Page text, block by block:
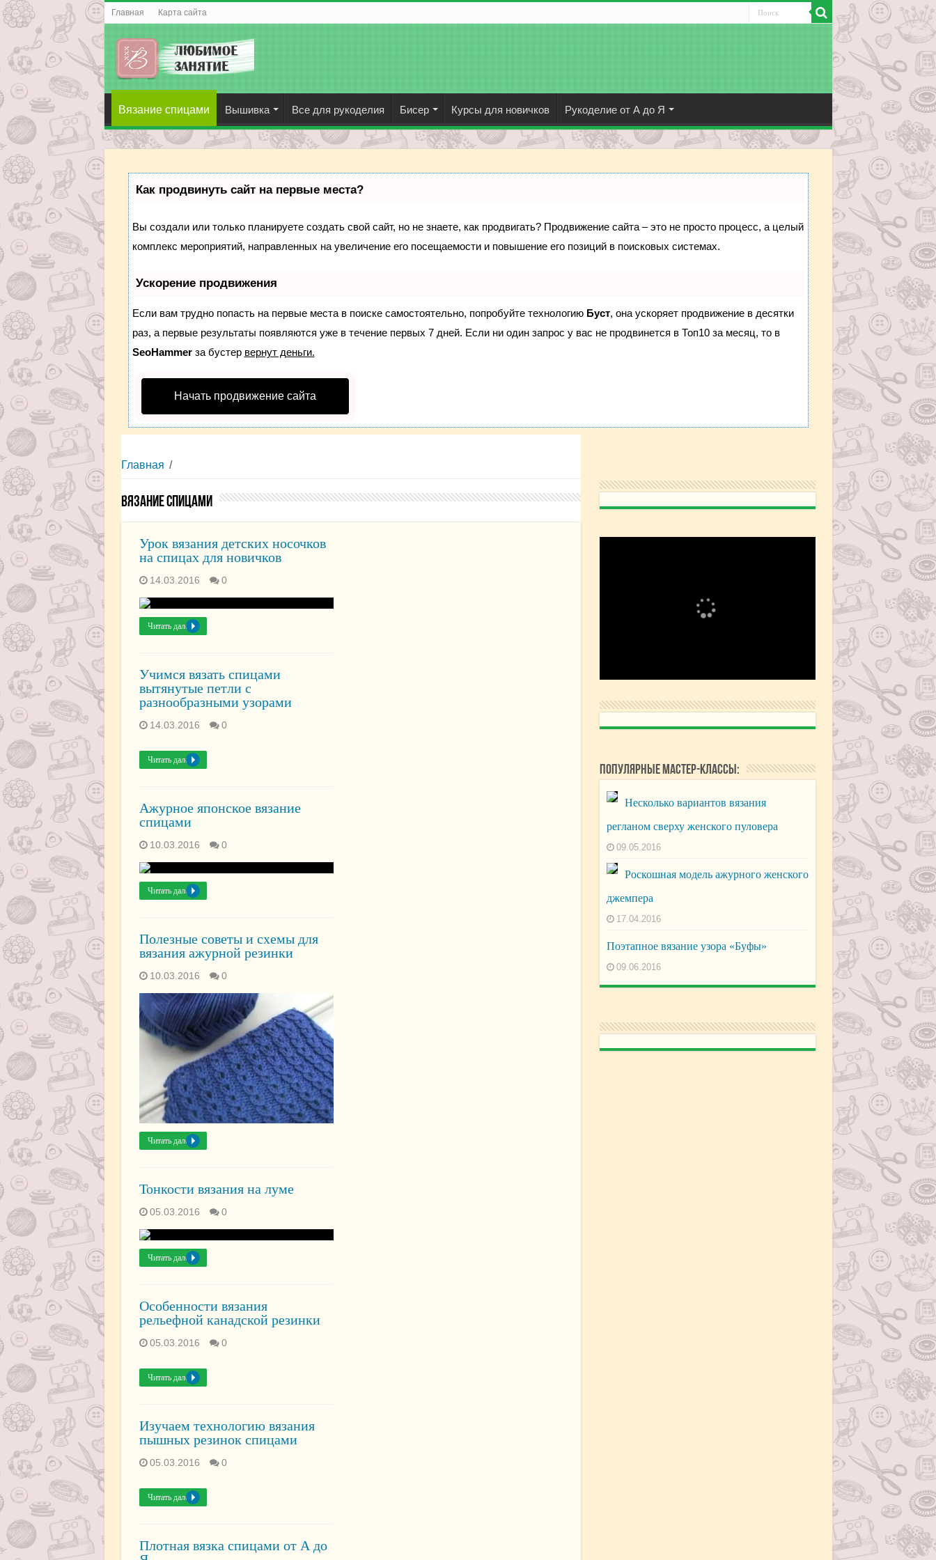
Главная Карта сайта
Вязание спицами Вышивка Все для рукоделия Бисер Курсы для новичков Рукоделие от А до Я
Как продвинуть сайт на первые места?
Вы создали или только планируете создать свой сайт, но не знаете, как продвигать? Продвижение сайта – это не просто процесс, а целый
комплекс мероприятий, направленных на увеличение его посещаемости и повышение его позиций в поисковых системах.
Ускорение продвижения
Если вам трудно попасть на первые места в поиске самостоятельно, попробуйте технологию Буст, она ускоряет продвижение в десятки
раз, а первые результаты появляются уже в течение первых 7 дней. Если ни один запрос у вас не продвинется в Топ10 за месяц, то в
SeoHammerза бустер вернут деньги.
Начать продвижение сайта
Главная /
Вязание спицами
Урок вязания детских носочков
на спицах для новичков
14.03.2016 0
Читать далее »
Учимся вязать спицами
вытянутые петли с
разнообразными узорами
14.03.2016 0
Читать далее »
Ажурное японское вязание
спицами
10.03.2016 0
Читать далее »
Полезные советы и схемы для
вязания ажурной резинки
10.03.2016 0
Читать далее »
Тонкости вязания на луме
05.03.2016 0
Читать далее »
Особенности вязания
рельефной канадской резинки
05.03.2016 0
Читать далее »
Изучаем технологию вязания
пышных резинок спицами
05.03.2016 0
Читать далее »
Плотная вязка спицами от А до
Популярные мастер-классы:
Несколько вариантов вязания
регланом сверху женского пуловера
09.05.2016
Роскошная модель ажурного женского
джемпера
17.04.2016
Поэтапное вязание узора «Буфы»
09.06.2016